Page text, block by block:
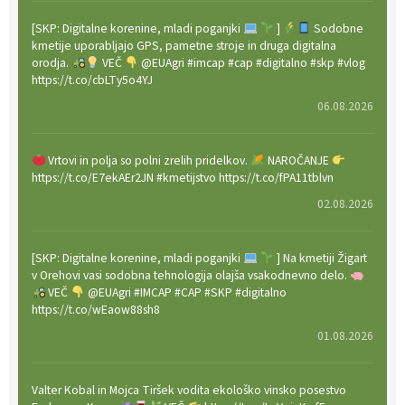
[SKP: Digitalne korenine, mladi poganjki ]
Sodobne
kmetije uporabljajo GPS, pametne stroje in druga digitalna
orodja.
VEČ
@EUAgri #imcap #cap #digitalno #skp #vlog
https://t.co/cbLTy5o4YJ
06.08.2026
Vrtovi in polja so polni zrelih pridelkov.
NAROČANJE
https://t.co/E7ekAEr2JN #kmetijstvo https://t.co/fPA11tblvn
02.08.2026
[SKP: Digitalne korenine, mladi poganjki
] Na kmetiji Žigart
v Orehovi vasi sodobna tehnologija olajša vsakodnevno delo.
VEČ
@EUAgri #IMCAP #CAP #SKP #digitalno
https://t.co/wEaow88sh8
01.08.2026
Valter Kobal in Mojca Tiršek vodita ekološko vinsko posestvo